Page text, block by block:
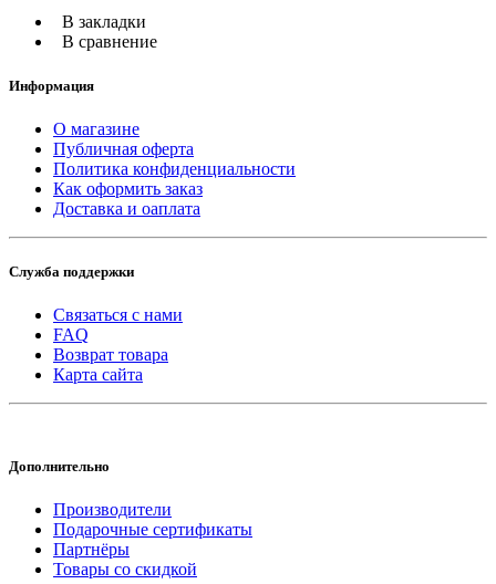
В закладки
В сравнение
Информация
О магазине
Публичная оферта
Политика конфиденциальности
Как оформить заказ
Доставка и оаплата
Служба поддержки
Связаться с нами
FAQ
Возврат товара
Карта сайта
Дополнительно
Производители
Подарочные сертификаты
Партнёры
Товары со скидкой